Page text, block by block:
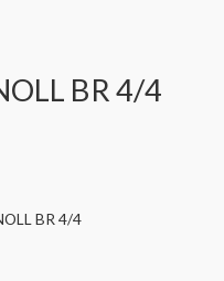
BR 4/4
BR 4/4